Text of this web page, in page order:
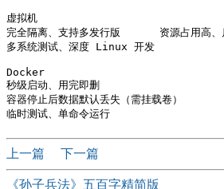
虚拟机
完全隔离、支持多发行版	资源占用高、启动慢
多系统测试、深度 Linux 开发
Docker
秒级启动、用完即删
容器停止后数据默认丢失（需挂载卷）
上一篇 下一篇
《孙子兵法》五百字精简版